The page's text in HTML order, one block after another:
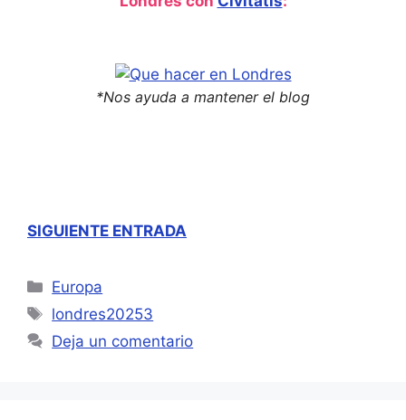
*Nos ayuda a mantener el blog
SIGUIENTE ENTRADA
Categorías
Europa
Etiquetas
londres20253
Deja un comentario